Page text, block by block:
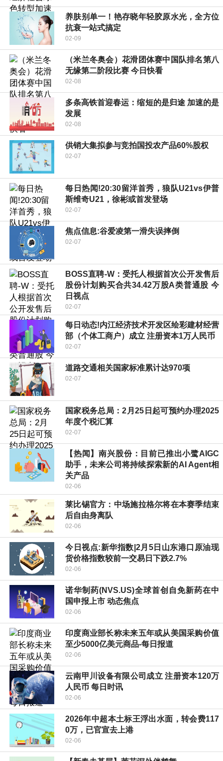
养肤别单一！艳存晓年轻胶原水光，全方位
抗衰一站式搞定
02-09
（米兰冬奥会）花滑团体赛中国队排名第八
无缘第二阶段比赛 今日快看
02-08
多条高铁首迎春运：缩短的是归途 加速的是
发展
02-08
供销大集拟参与竞拍国投农产品60%股权
02-07
每日热闻!20:30留洋首秀，狼队U21vs伊普
斯维奇U21，徐彬或首发登场
02-07
焦点信息:谷爱凌第一滑失误摔倒
02-07
BOSS直聘-W：受托人根据首次公开发售后
股份计划购买合共34.42万股A类普通股 今
日视点
02-07
每日动态!内江经济技术开发区绘彩建材经营
部（个体工商户）成立 注册资本1万人民币
02-07
道路交通相关国家标准累计达970项
02-07
国家税务总局：2月25日起可预约办理2025
年度个税汇算
02-07
【热闻】南兴股份：目前已推出小鹭AIGC
助手，未来公司将持续探索新的AI Agent相
关产品
02-06
莱比锡官方：中场施拉格尔将在本赛季结束
后自由身离队
02-06
今日视点:新华指数|2月5日山东港口原油现
货价格指数较前一交易日下跌2.7%
02-06
诺华制药(NVS.US)全球首创自免新药在中
国申报上市 动态焦点
02-06
印度商业部长称未来五年或从美国采购价值
至少5000亿美元商品-每日报道
02-06
云南甲川设备有限公司成立 注册资本120万
人民币 每日时讯
02-06
2026年中超本土标王浮出水面，转会费117
0万，已官宣去上港
02-06